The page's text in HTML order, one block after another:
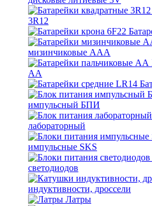
3R12
мизинчиковые ААА
АА
импульсный БПИ
лабораторный
импульсные SKS
светодиодов
индуктивности, дроссели
Латры